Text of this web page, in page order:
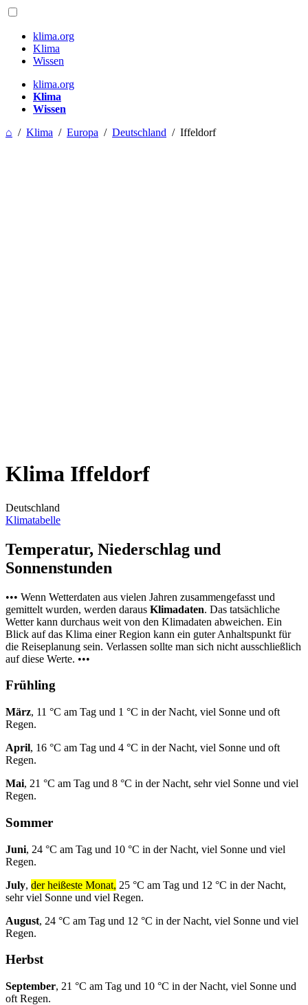
klima.org
Klima
Wissen
klima.org
Klima
Wissen
⌂ / Klima / Europa / Deutschland / Iffeldorf
Klima Iffeldorf
Deutschland
Klimatabelle
Temperatur, Niederschlag und
Sonnenstunden
••• Wenn Wetterdaten aus vielen Jahren zusammengefasst und
gemittelt wurden, werden daraus Klimadaten. Das tatsächliche
Wetter kann durchaus weit von den Klimadaten abweichen. Ein
Blick auf das Klima einer Region kann ein guter Anhaltspunkt für
die Reiseplanung sein. Verlassen sollte man sich nicht ausschließlich
auf diese Werte. •••
Frühling
März, 11 °C am Tag und 1 °C in der Nacht, viel Sonne und oft
Regen.
April, 16 °C am Tag und 4 °C in der Nacht, viel Sonne und oft
Regen.
Mai, 21 °C am Tag und 8 °C in der Nacht, sehr viel Sonne und viel
Regen.
Sommer
Juni, 24 °C am Tag und 10 °C in der Nacht, viel Sonne und viel
Regen.
July, der heißeste Monat, 25 °C am Tag und 12 °C in der Nacht,
sehr viel Sonne und viel Regen.
August, 24 °C am Tag und 12 °C in der Nacht, viel Sonne und viel
Regen.
Herbst
September, 21 °C am Tag und 10 °C in der Nacht, viel Sonne und
oft Regen.